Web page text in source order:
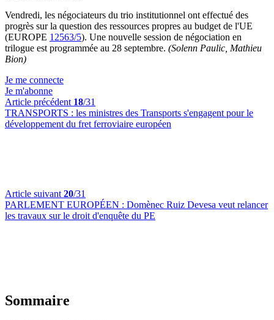
Vendredi, les négociateurs du trio institutionnel ont effectué des
progrès sur la question des ressources propres au budget de l'UE
(EUROPE 12563/5). Une nouvelle session de négociation en
trilogue est programmée au 28 septembre. (Solenn Paulic, Mathieu
Bion)
Je me connecte
Je m'abonne
Article précédent 18/31
TRANSPORTS : les ministres des Transports s'engagent pour le
développement du fret ferroviaire européen
Article suivant 20/31
PARLEMENT EUROPÉEN : Domènec Ruiz Devesa veut relancer
les travaux sur le droit d'enquête du PE
Sommaire